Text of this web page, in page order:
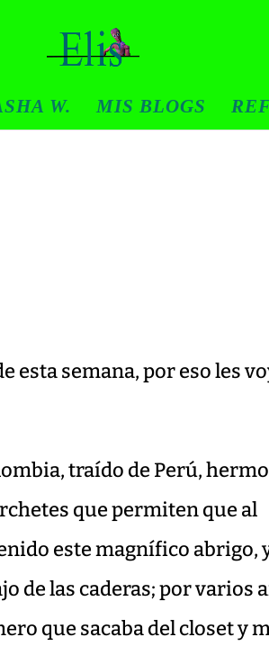
W. MIS BLOGS
esta semana, por eso les
traído de Perú,
que permiten que al
este magnífico abrigo,
de las caderas; por varios
que sacaba del closet y